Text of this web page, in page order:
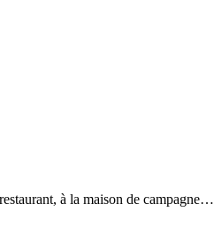
à la maison de campagne…